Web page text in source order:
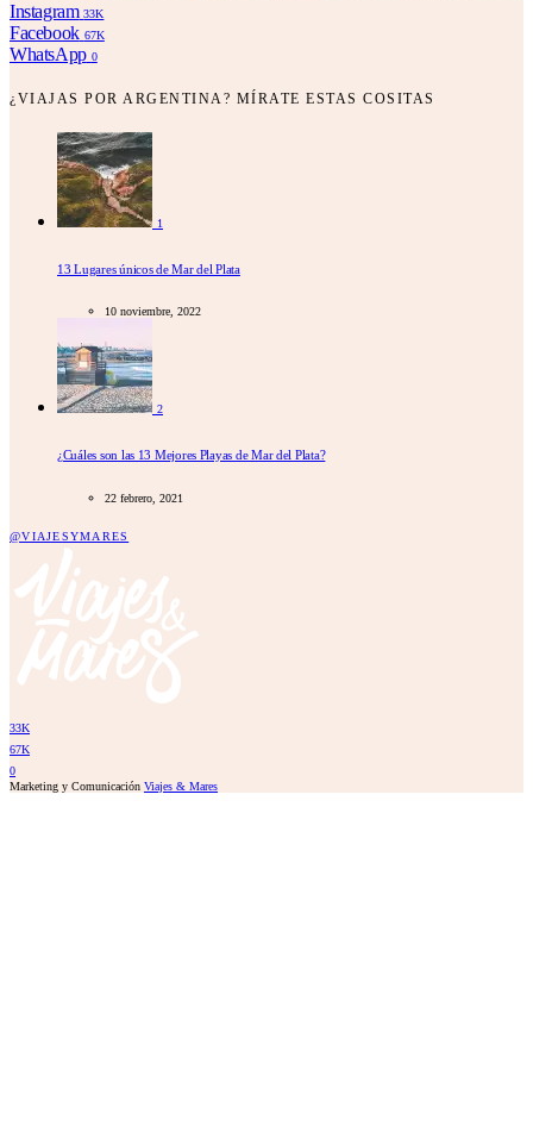
Instagram 33K
Facebook 67K
WhatsApp 0
¿VIAJAS POR ARGENTINA? MÍRATE ESTAS COSITAS
1
13 Lugares únicos de Mar del Plata
10 noviembre, 2022
2
¿Cuáles son las 13 Mejores Playas de Mar del Plata?
22 febrero, 2021
@VIAJESYMARES
33K
67K
0
Marketing y Comunicación Viajes & Mares